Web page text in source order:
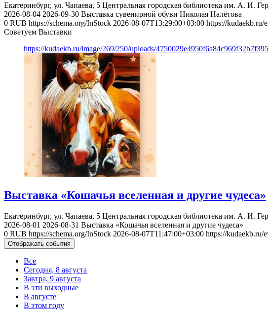
Екатеринбург, ул. Чапаева, 5 Центральная городская библиотека им. А. И.
2026-08-04 2026-09-30 Выставка сувенирной обуви Николая Налётова
0 RUB https://schema.org/InStock 2026-08-07T13:29:00+03:00 https://kudaekb.ru/
Советуем Выставки
https://kudaekb.ru/image/269/250/uploads/
Выставка «Кошачья вселенная и другие чудеса»
Екатеринбург, ул. Чапаева, 5 Центральная городская библиотека им. А. И.
2026-08-01 2026-08-31 Выставка «Кошачья вселенная и другие чудеса»
0 RUB https://schema.org/InStock 2026-08-07T11:47:00+03:00 https://kudaekb.ru/
Отображать события
Все
Сегодня, 8 августа
Завтра, 9 августа
В эти выходные
В августе
В этом году